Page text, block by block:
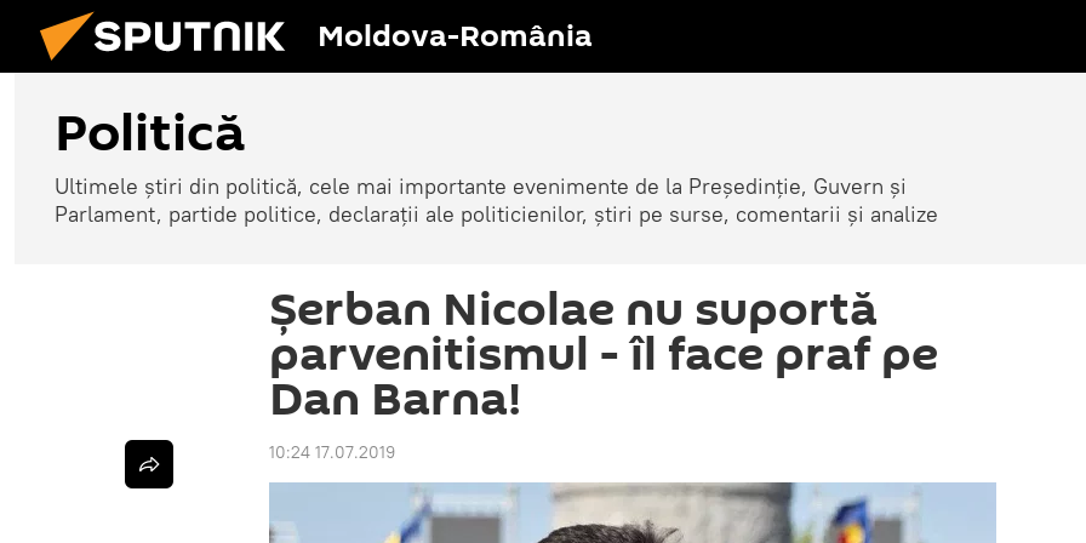
Moldova-România
Politică
Ultimele știri din politică, cele mai importante evenimente de la Președinție, Guvern și
Parlament, partide politice, declarații ale politicienilor, știri pe surse, comentarii și analize
Șerban Nicolae nu suportă
parvenitismul - îl face praf pe
Dan Barna!
10:24 17.07.2019